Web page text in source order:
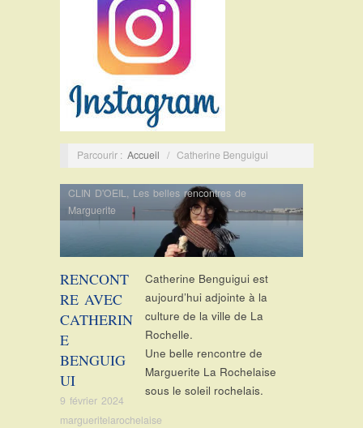
Parcourir : Accueil / Catherine Benguigui
RENCONT
RE AVEC
CATHERIN
E
BENGUIG
UI
9 février 2024
margueritelarochelaise
CLIN D'OEIL, Les belles rencontres de
Marguerite
Catherine Benguigui est
aujourd’hui adjointe à la
culture de la ville de La
Rochelle.
Une belle rencontre de
Marguerite La Rochelaise
sous le soleil rochelais.